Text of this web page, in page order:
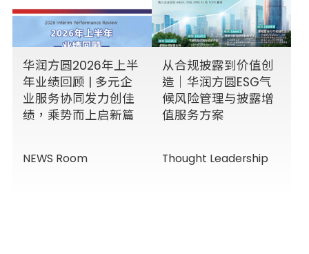
华润方圆2026年上半
年业绩回顾 | 多元企
业服务协同发力创佳
绩，乘势而上启新篇
NEWS Room
从合规披露到价值创
造｜华润方圆ESG气
候风险管理与披露增
值服务方案
Thought Leadership